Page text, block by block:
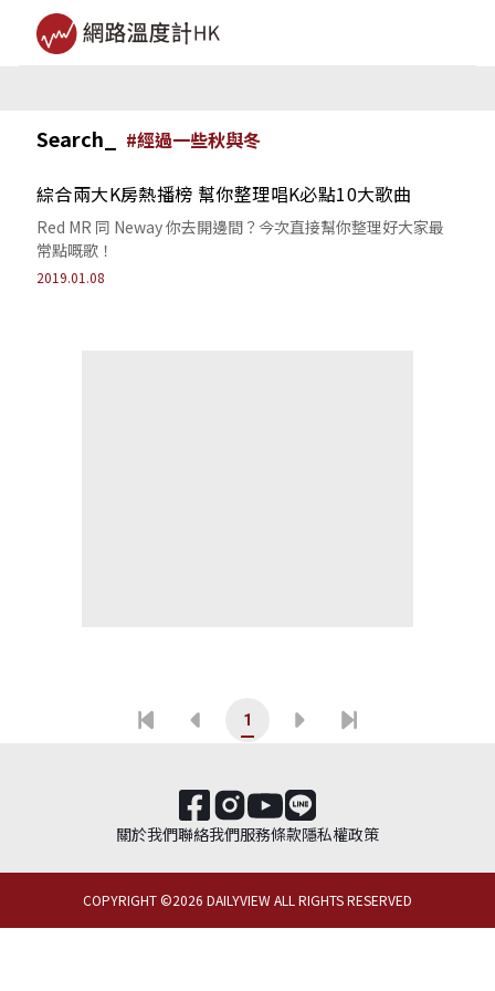
Search_ #經過一些秋與冬
綜合兩大K房熱播榜 幫你整理唱K必點10大歌曲
Red MR 同 Neway 你去開邊間？今次直接幫你整理好大家最
常點嘅歌！
2019.01.08
1
關於我們聯絡我們服務條款隱私權政策
COPYRIGHT ©2026 DAILYVIEW ALL RIGHTS RESERVED